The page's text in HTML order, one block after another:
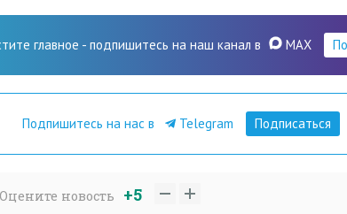
главное - подпишитесь на наш канал в MAX
Подпишитесь на нас в Telegram Подписаться
Оцените новость +5